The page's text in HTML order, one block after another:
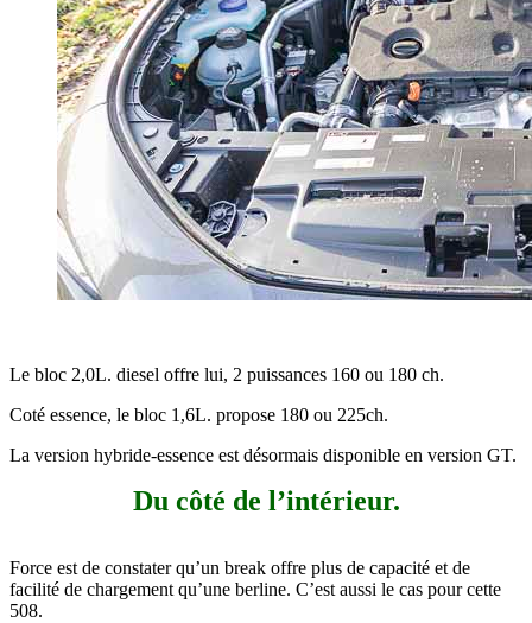
Le bloc 2,0L. diesel offre lui, 2 puissances 160 ou 180 ch.
Coté essence, le bloc 1,6L. propose 180 ou 225ch.
La version hybride-essence est désormais disponible en version GT.
Du côté de l’intérieur.
Force est de constater qu’un break offre plus de capacité et de
facilité de chargement qu’une berline. C’est aussi le cas pour cette
508.